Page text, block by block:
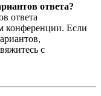
ответа?
ответа
конференции. Если
с